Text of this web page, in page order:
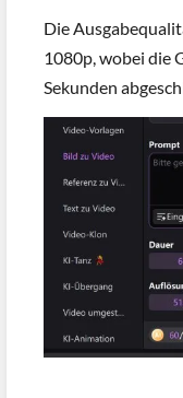
Die
1080p, wobei die
Sekunden